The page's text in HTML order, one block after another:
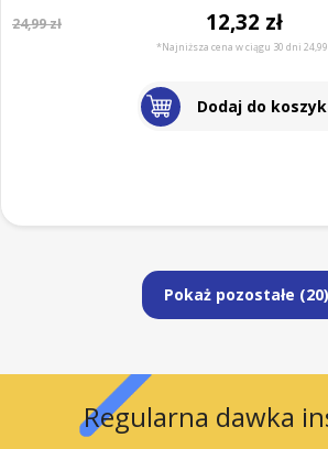
24,99 zł 12,32 zł
*Najniższa cena w ciągu 30 dni 24,99
Dodaj do
Pokaż pozostałe (20)
Regularna dawka